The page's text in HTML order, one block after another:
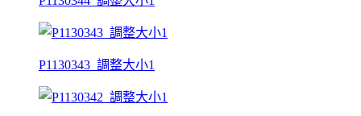
P1130343_調整大小1